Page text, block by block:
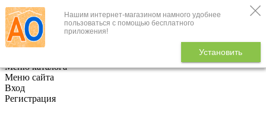
Нашим интернет-магазином намного удобнее
пользоваться с помощью бесплатного
приложения!
Установить
+7 (495) 646-888-1
В корзине
Меню каталога
Меню сайта
Вход
Регистрация